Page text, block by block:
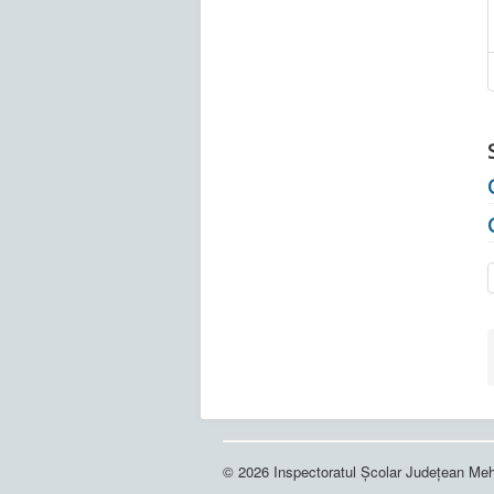
© 2026 Inspectoratul Școlar Județean